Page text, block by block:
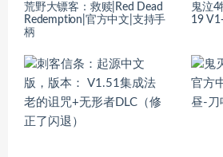
荒野大镖客：救赎|Red Dead
Redemption|官方中文|支持手
柄
鬼泣4
19